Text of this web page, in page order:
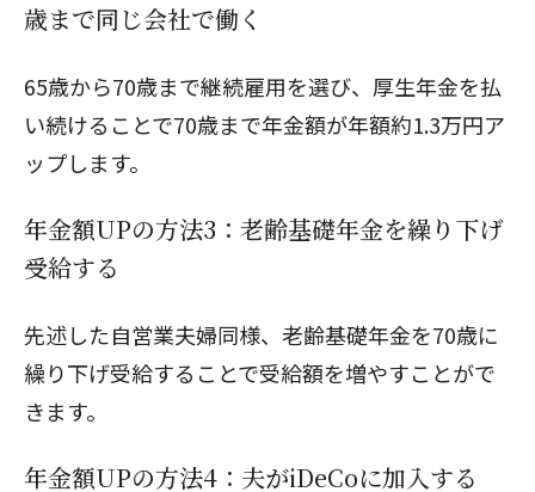
歳まで同じ会社で働く
65歳から70歳まで継続雇用を選び、厚生年金を払
い続けることで70歳まで年金額が年額約1.3万円ア
ップします。
年金額UPの方法3：老齢基礎年金を繰り下げ
受給する
先述した自営業夫婦同様、老齢基礎年金を70歳に
繰り下げ受給することで受給額を増やすことがで
きます。
年金額UPの方法4：夫がiDeCoに加入する